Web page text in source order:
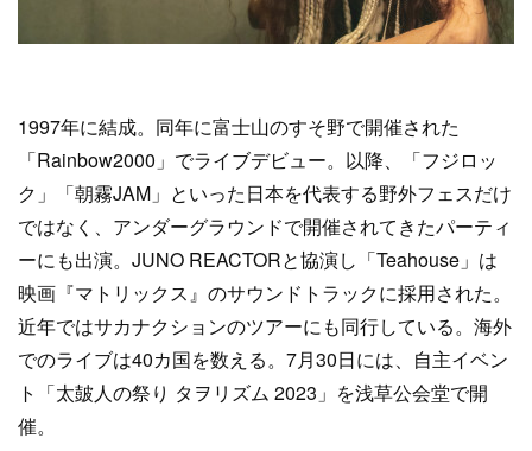
1997年に結成。同年に富士山のすそ野で開催された
「Rainbow2000」でライブデビュー。以降、「フジロッ
ク」「朝霧JAM」といった日本を代表する野外フェスだけ
ではなく、アンダーグラウンドで開催されてきたパーティ
ーにも出演。JUNO REACTORと協演し「Teahouse」は
映画『マトリックス』のサウンドトラックに採用された。
近年ではサカナクションのツアーにも同行している。海外
でのライブは40カ国を数える。7月30日には、自主イベン
ト「太皷人の祭り タヲリズム 2023」を浅草公会堂で開
催。